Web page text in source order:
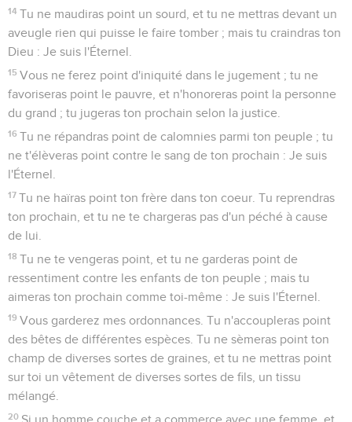
ses enfants à Moloc, sera puni de mort : le peuple du pays le
lapidera.
3 Et moi, je tournerai ma face contre cet homme, et je le
retrancherai du milieu de son peuple, parce qu'il aura livré
ses enfants à Moloc, pour souiller mon sanctuaire et profaner
le nom de ma sainteté.
4 Et si le peuple du pays ferme les yeux sur cet homme,
quand il donnera de ses enfants à Moloc, et ne le fait pas
mourir,
5 Moi, je tournerai ma face contre cet homme et contre sa
famille, et je le retrancherai du milieu de son peuple avec
tous ceux qui se prostituent à son exemple, en se prostituant
Si quelqu'un se tourne vers ceux qui évoquent les esprits
et vers les devins, pour se prostituer après eux, je tournerai
de son peuple.
Vous vous sanctifierez et vous serez saints ; car je suis
l'Éternel, votre Dieu.
Les relations sexuelles interdites